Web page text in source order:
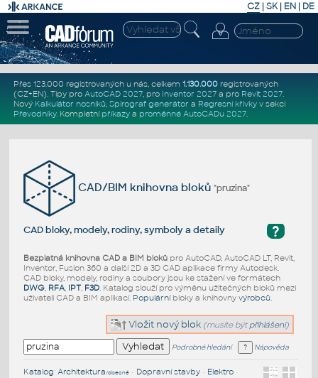
CZ | SK| EN | DE
Přes 123.000 registrovaných u nás, celkem 1.130.000registrovaných
(CZ+EN). Tipy pro AutoCAD 2027, pro Inventor 2027a pro Revit 2027.
Nový Kalkulátor nosníků, Spirograf generátor a Regresní křivkyv sekci
Převodníky. Kompletní příkazya proměnné AutoCADu 2027.
CAD/BIM knihovna bloků"pruzina"
?
CAD bloky, modely, rodiny, symboly a detaily
Bezplatná knihovna CAD a BIM blokůpro AutoCAD, AutoCAD LT, Revit,
Inventor, Fusion 360 a další 2D a 3D CAD aplikace firmy Autodesk.
CAD bloky, modely, rodiny a soubory jsou ke stažení ve formátech
DWG, RFA, IPT, F3D. Katalog slouží pro výměnu užitečných bloků mezi
uživateli CAD a BIM aplikací. Populárníbloky a knihovny výrobců.
Vložit nový blok (musíte být přihlášeni)
Podrobné hledání Nápověda
Katalog: Architektura/obecné• Dopravní stavby• Elektro•